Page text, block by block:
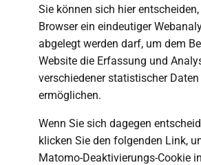
Sie können sich hier
Browser ein eindeutiger
abgelegt werden darf, um dem
Website die Erfassung und
verschiedener statistischer Daten
ermöglichen.
Wenn Sie sich dagegen
klicken Sie den folgenden Link,
Matomo-Deaktivierungs-Cookie